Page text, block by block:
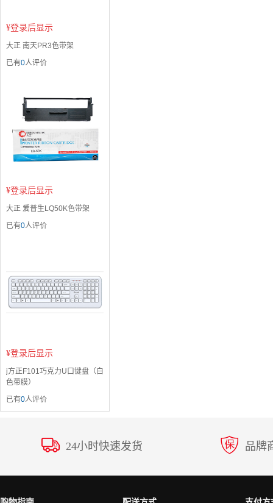
¥登录后显示
大正 南天PR3色带架
已有0人评价
¥登录后显示
大正 爱普生LQ50K色带架
已有0人评价
¥登录后显示
j方正F101巧克力U口键盘（白
色带膜）
已有0人评价
24小时快速发货 品牌